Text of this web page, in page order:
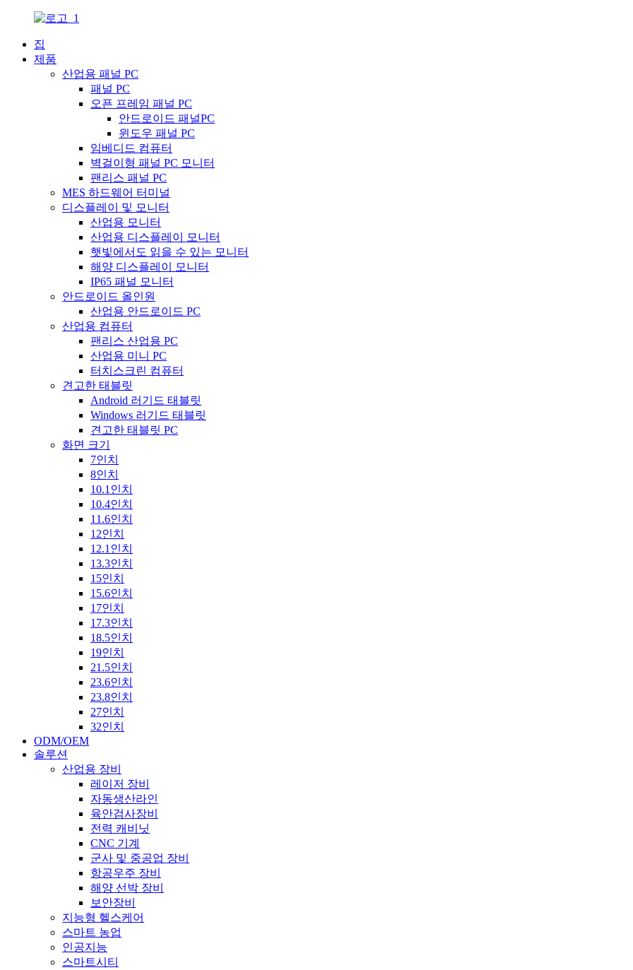
집
제품
산업용 패널 PC
패널 PC
오픈 프레임 패널 PC
안드로이드 패널PC
윈도우 패널 PC
임베디드 컴퓨터
벽걸이형 패널 PC 모니터
팬리스 패널 PC
MES 하드웨어 터미널
디스플레이 및 모니터
산업용 모니터
산업용 디스플레이 모니터
햇빛에서도 읽을 수 있는 모니터
해양 디스플레이 모니터
IP65 패널 모니터
안드로이드 올인원
산업용 안드로이드 PC
산업용 컴퓨터
팬리스 산업용 PC
산업용 미니 PC
터치스크린 컴퓨터
견고한 태블릿
Android 러기드 태블릿
Windows 러기드 태블릿
견고한 태블릿 PC
화면 크기
7인치
8인치
10.1인치
10.4인치
11.6인치
12인치
12.1인치
13.3인치
15인치
15.6인치
17인치
17.3인치
18.5인치
19인치
21.5인치
23.6인치
23.8인치
27인치
32인치
ODM/OEM
솔루션
산업용 장비
레이저 장비
자동생산라인
육안검사장비
전력 캐비닛
CNC 기계
군사 및 중공업 장비
항공우주 장비
해양 선박 장비
보안장비
지능형 헬스케어
스마트 농업
인공지능
스마트시티